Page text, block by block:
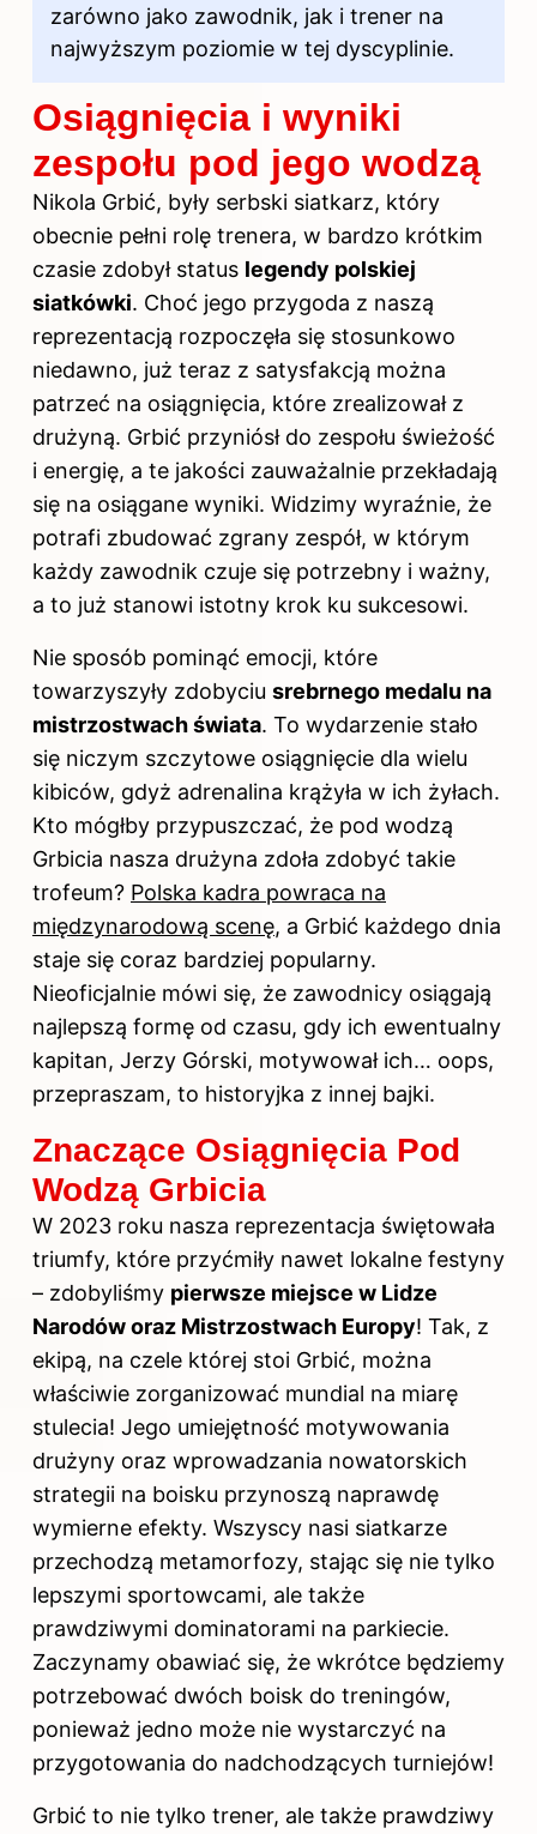
zarówno jako zawodnik, jak i trener na
najwyższym poziomie w tej dyscyplinie.
Osiągnięcia i wyniki
zespołu pod jego wodzą
Nikola Grbić, były serbski siatkarz, który
obecnie pełni rolę trenera, w bardzo krótkim
czasie zdobył status legendy polskiej
siatkówki. Choć jego przygoda z naszą
reprezentacją rozpoczęła się stosunkowo
niedawno, już teraz z satysfakcją można
patrzeć na osiągnięcia, które zrealizował z
drużyną. Grbić przyniósł do zespołu świeżość
i energię, a te jakości zauważalnie przekładają
się na osiągane wyniki. Widzimy wyraźnie, że
potrafi zbudować zgrany zespół, w którym
każdy zawodnik czuje się potrzebny i ważny,
a to już stanowi istotny krok ku sukcesowi.
Nie sposób pominąć emocji, które
towarzyszyły zdobyciu srebrnego medalu na
mistrzostwach świata. To wydarzenie stało
się niczym szczytowe osiągnięcie dla wielu
kibiców, gdyż adrenalina krążyła w ich żyłach.
Kto mógłby przypuszczać, że pod wodzą
Grbicia nasza drużyna zdoła zdobyć takie
trofeum? Polska kadra powraca na
międzynarodową scenę, a Grbić każdego dnia
staje się coraz bardziej popularny.
Nieoficjalnie mówi się, że zawodnicy osiągają
najlepszą formę od czasu, gdy ich ewentualny
kapitan, Jerzy Górski, motywował ich… oops,
przepraszam, to historyjka z innej bajki.
Znaczące Osiągnięcia Pod
Wodzą Grbicia
W 2023 roku nasza reprezentacja świętowała
triumfy, które przyćmiły nawet lokalne festyny
– zdobyliśmy pierwsze miejsce w Lidze
Narodów oraz Mistrzostwach Europy! Tak, z
ekipą, na czele której stoi Grbić, można
właściwie zorganizować mundial na miarę
stulecia! Jego umiejętność motywowania
drużyny oraz wprowadzania nowatorskich
strategii na boisku przynoszą naprawdę
wymierne efekty. Wszyscy nasi siatkarze
przechodzą metamorfozy, stając się nie tylko
lepszymi sportowcami, ale także
prawdziwymi dominatorami na parkiecie.
Zaczynamy obawiać się, że wkrótce będziemy
potrzebować dwóch boisk do treningów,
ponieważ jedno może nie wystarczyć na
przygotowania do nadchodzących turniejów!
Grbić to nie tylko trener, ale także prawdziwy